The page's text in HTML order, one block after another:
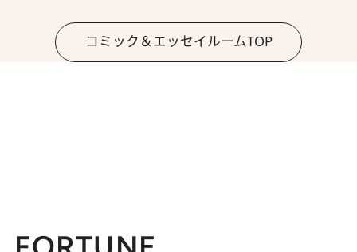
コミック＆エッセイルームTOP